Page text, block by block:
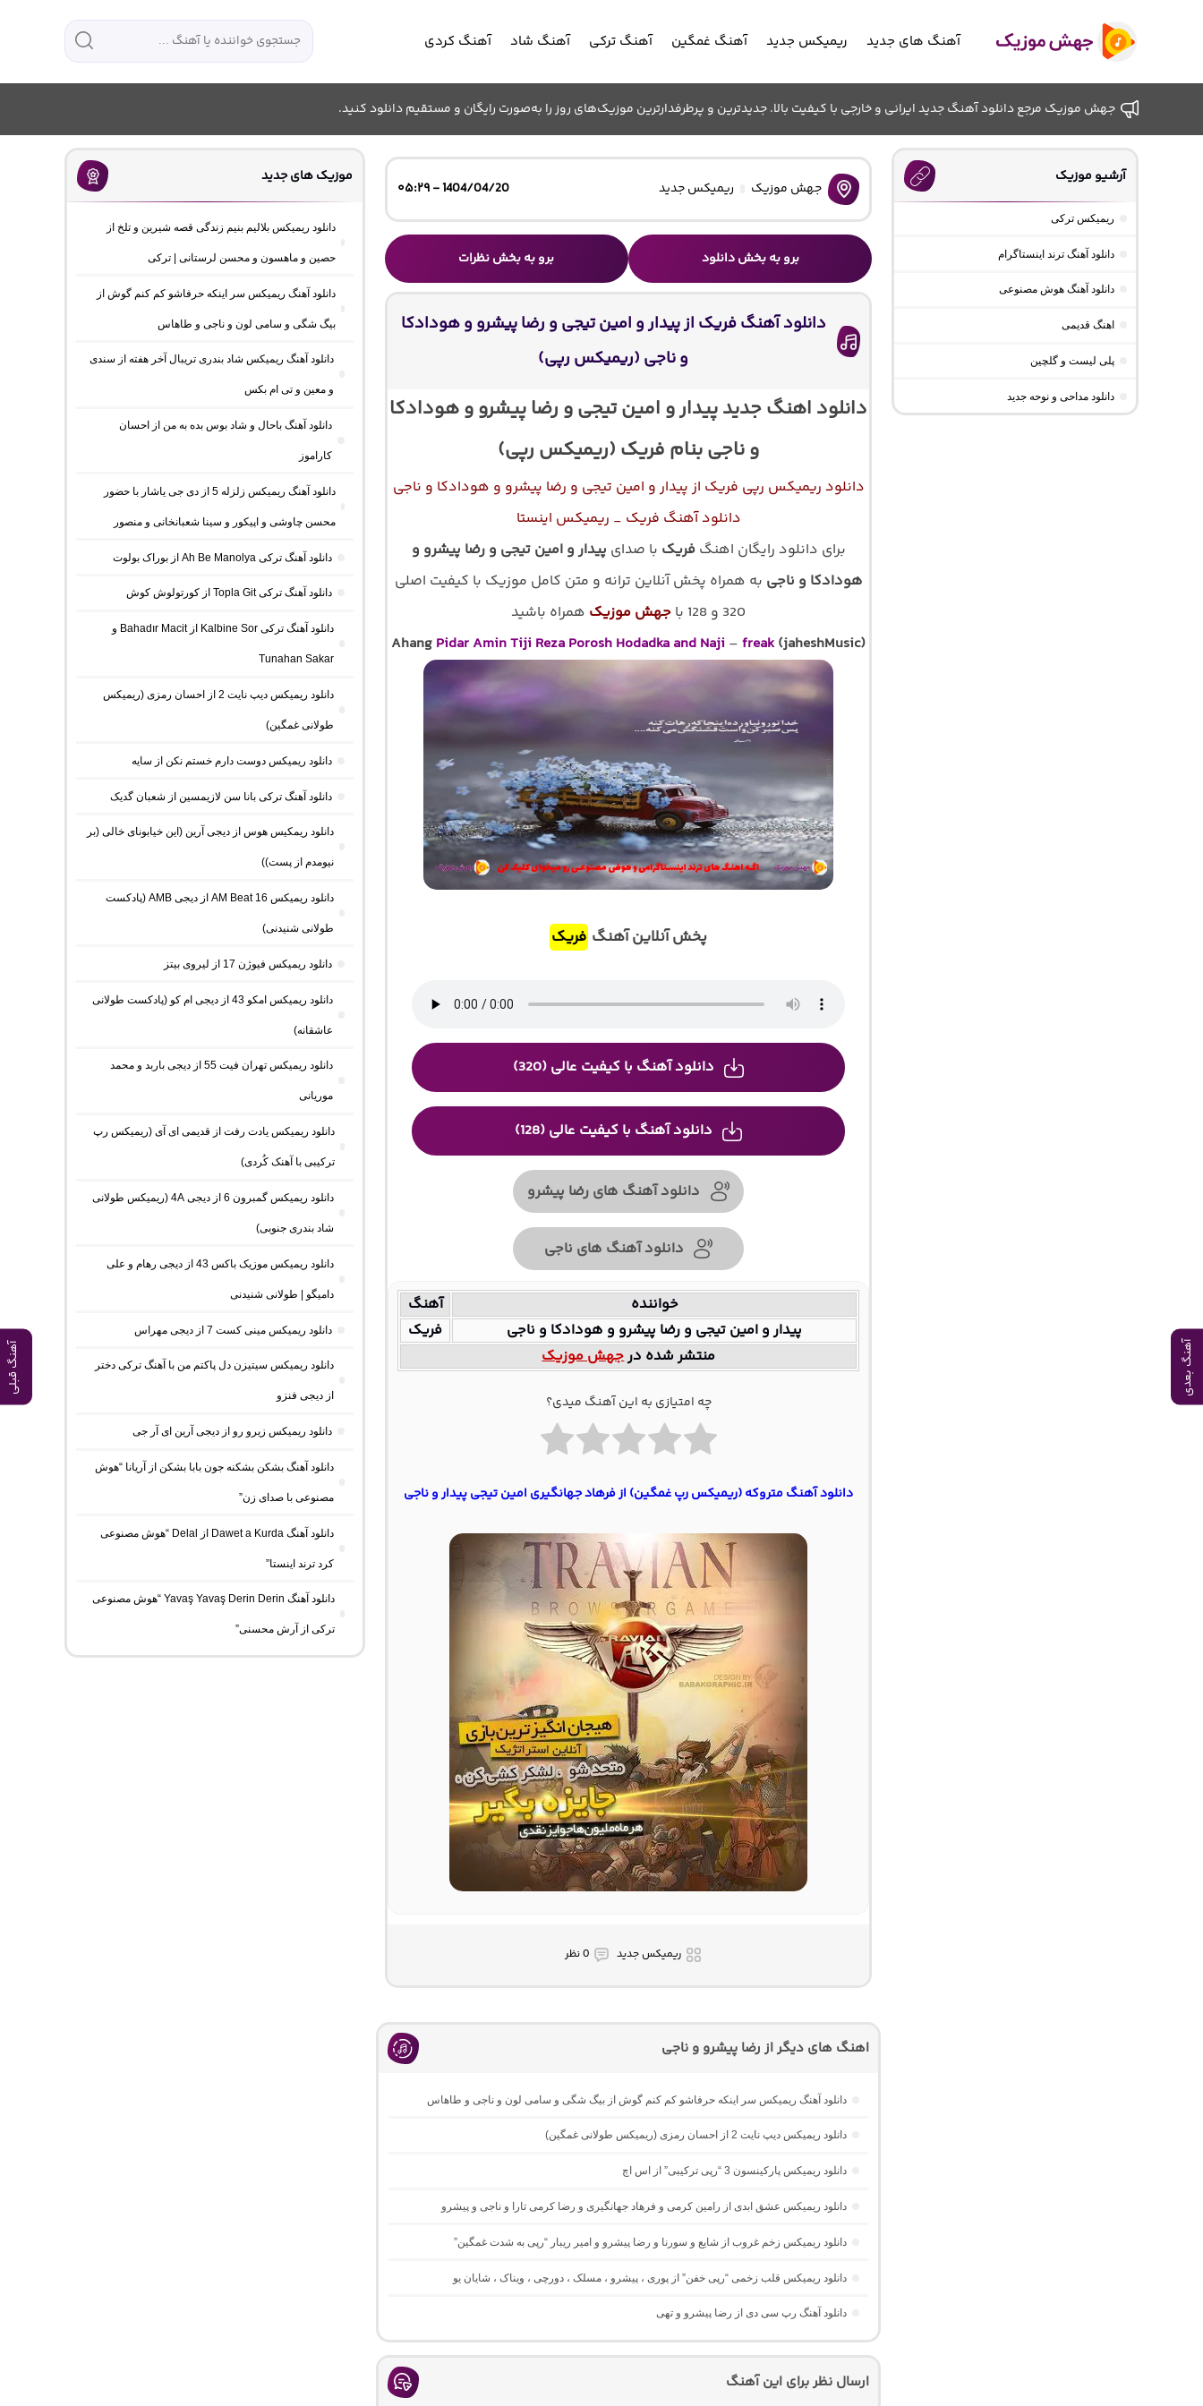
آهنگ بعدی آهنگ قبلی
آهنگ های جدید ریمیکس جدید آهنگ غمگین آهنگ ترکی آهنگ شاد آهنگ کردی
جهش موزیک مرجع دانلود آهنگ جدید ایرانی و خارجی با کیفیت بالا. جدیدترین و پرطرفدارترین موزیک‌های روز را به‌صورت رایگان و مستقیم دانلود کنید.
جهش موزیک ریمیکس جدید 1404/04/20 - ۰۵:۲۹
برو به بخش دانلود برو به بخش نظرات
دانلود آهنگ فریک از پیدار و امین تیجی و رضا پیشرو و هودادکا
و ناجی (ریمیکس رپی)
دانلود اهنگ جدید پیدار و امین تیجی و رضا پیشرو و هودادکا
و ناجی بنام فریک (ریمیکس رپی)
دانلود ریمیکس رپی فریک از پیدار و امین تیجی و رضا پیشرو و هودادکا و ناجی
دانلود آهنگ فریک _ ریمیکس اینستا
برای دانلود رایگان اهنگفریک با صدای پیدار و امین تیجی و رضا پیشرو و
هودادکا و ناجی به همراه پخش آنلاین ترانه و متن کامل موزیک با کیفیت اصلی
320 و 128 با
جهش موزیک همراه باشید
Ahang Pidar Amin Tiji Reza Porosh Hodadka and Naji – freak(jaheshMusic)
پخش آنلاین آهنگ فریک
دانلود آهنگ با کیفیت عالی (320)
دانلود آهنگ با کیفیت عالی (128)
دانلود آهنگ های رضا پیشرو
دانلود آهنگ های ناجی
خواننده
آهنگ
پیدار و امین تیجی و رضا پیشرو و هودادکا و ناجی
فریک
منتشر شده درجهش موزیک
چه امتیازی به این آهنگ میدی؟
دانلود آهنگ متروکه (ریمیکس رپ غمگین) از فرهاد جهانگیری امین تیجی پیدار و ناجی
ریمیکس جدید 0 نظر
اهنگ های دیگر از رضا پیشرو و ناجی
دانلود آهنگ ریمیکس سر اینکه حرفاشو کم کنم گوش از بیگ شگی و سامی لون و ناجی و طاهاس
دانلود ریمیکس دیپ نایت 2 از احسان رمزی (ریمیکس طولانی غمگین)
دانلود ریمیکس پارکینسون 3 “رپی ترکیبی” از اس اچ
دانلود ریمیکس عشق ابدی از رامین کرمی و فرهاد جهانگیری و رضا کرمی تارا و ناجی و پیشرو
دانلود ریمیکس زخم غروب از شایع و سورنا و رضا پیشرو و امیر ریبار “رپی به شدت غمگین”
دانلود ریمیکس قلب زخمی “رپی خفن” از پوری ، پیشرو ، مسلک ، دورچی ، ویناک ، شایان یو
دانلود آهنگ رپ سی دی از رضا پیشرو و تهی
ارسال نظر برای این آهنگ
آرشیو موزیک
ریمیکس ترکی
دانلود آهنگ ترند اینستاگرام
دانلود آهنگ هوش مصنوعی
اهنگ قدیمی
پلی لیست و گلچین
دانلود مداحی و نوحه جدید
موزیک های جدید
دانلود ریمیکس بلالیم بنیم زندگی قصه شیرین و تلخ از
حصین و ماهسون و محسن لرستانی | ترکی
دانلود آهنگ ریمیکس سر اینکه حرفاشو کم کنم گوش از
بیگ شگی و سامی لون و ناجی و طاهاس
دانلود آهنگ ریمیکس شاد بندری تریبال آخر هفته از سندی
و معین و تی ام بکس
دانلود آهنگ باحال و شاد بوس بده به من از احسان
کاراموز
دانلود آهنگ ریمیکس زلزله 5 از دی جی یاشار با حضور
محسن چاوشی و اپیکور و سینا شعبانخانی و منصور
دانلود آهنگ ترکی Ah Be Manolya از بوراک بولوت
دانلود آهنگ ترکی Topla Git از کورتولوش کوش
دانلود آهنگ ترکی Kalbine Sor از Bahadır Macit و
Tunahan Sakar
دانلود ریمیکس دیپ نایت 2 از احسان رمزی (ریمیکس
طولانی غمگین)
دانلود ریمیکس دوست دارم خستم نکن از سایه
دانلود آهنگ ترکی بانا سن لازیمسین از شعبان گدیک
دانلود ریمکیس هوس از دیجی آرین (این خیابونای خالی (بر
نیومدم از پست))
دانلود ریمیکس AM Beat 16 از دیجی AMB (پادکست
طولانی شنیدنی)
دانلود ریمیکس فیوژن 17 از لیروی بیتز
دانلود ریمیکس امکو 43 از دیجی ام کو (پادکست طولانی
عاشقانه)
دانلود ریمیکس تهران فیت 55 از دیجی باربد و محمد
موریانی
دانلود ریمیکس یادت رفت از قدیمی ای آی (ریمیکس رپ
ترکیبی با آهنک کُردی)
دانلود ریمیکس گمبرون 6 از دیجی 4A (ریمیکس طولانی
شاد بندری جنوبی)
دانلود ریمیکس موزیک باکس 43 از دیجی رهام و علی
دامیگو | طولانی شنیدنی
دانلود ریمیکس مینی کست 7 از دیجی مهراس
دانلود ریمیکس سیتیزن دل پاکتم من با آهنگ ترکی دختر
از دیجی فنزو
دانلود ریمیکس زیرو رو از دیجی آرین ای آر جی
دانلود آهنگ بشکن بشکنه جون بابا بشکن از آریانا “هوش
مصنوعی با صدای زن”
دانلود آهنگ Dawet a Kurda از Delal “هوش مصنوعی
کرد ترند اینستا”
دانلود آهنگ Yavaş Yavaş Derin Derin “هوش مصنوعی
ترکی از آرش محسنی”